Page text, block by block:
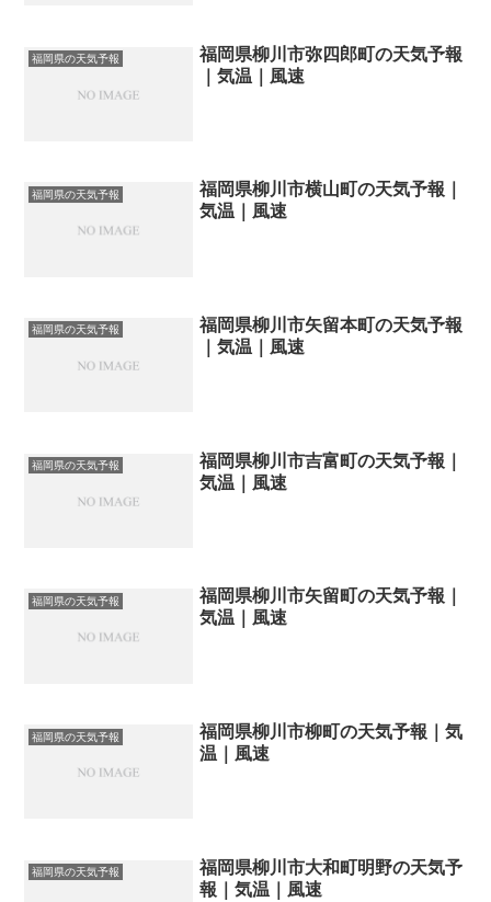
福岡県の天気予報
福岡県柳川市弥四郎町の天気予報
｜気温｜風速
福岡県の天気予報
福岡県柳川市横山町の天気予報｜
気温｜風速
福岡県の天気予報
福岡県柳川市矢留本町の天気予報
｜気温｜風速
福岡県の天気予報
福岡県柳川市吉富町の天気予報｜
気温｜風速
福岡県の天気予報
福岡県柳川市矢留町の天気予報｜
気温｜風速
福岡県の天気予報
福岡県柳川市柳町の天気予報｜気
温｜風速
福岡県の天気予報
福岡県柳川市大和町明野の天気予
報｜気温｜風速